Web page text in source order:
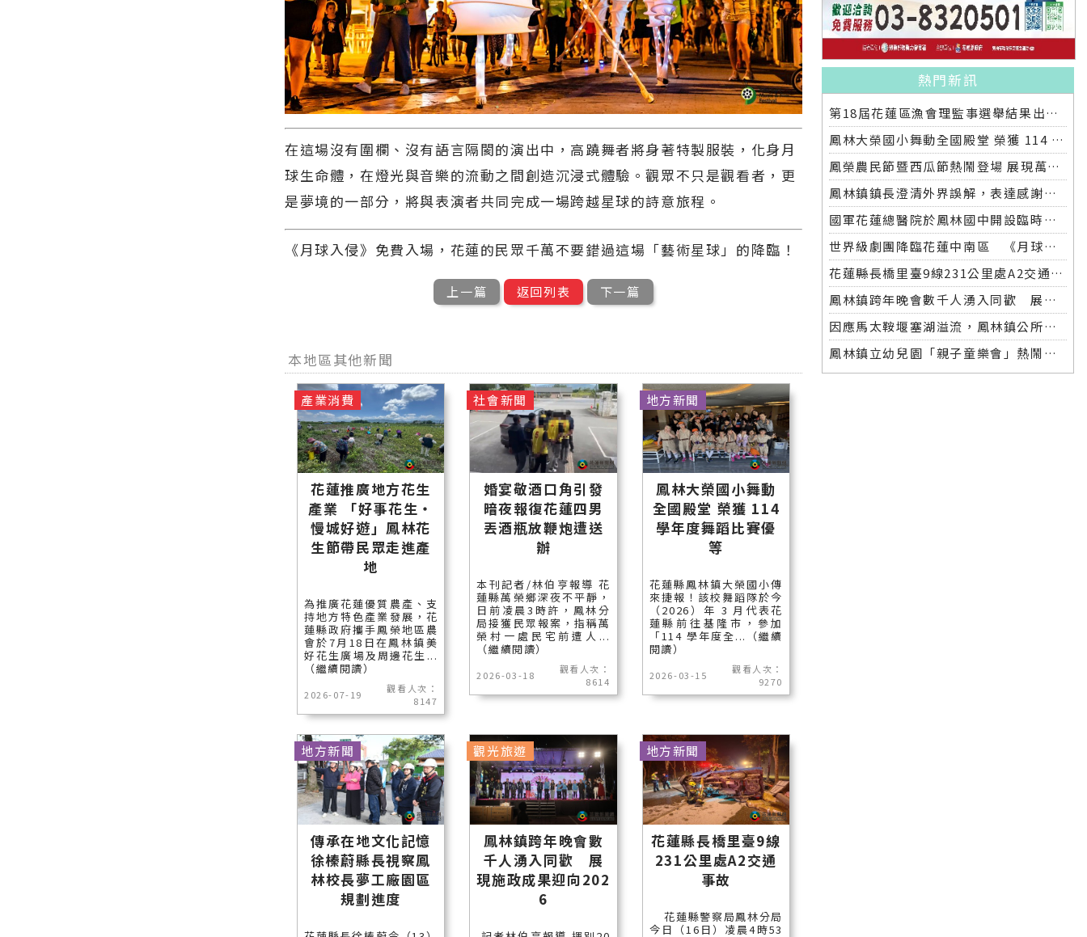
在這場沒有圍欄、沒有語言隔閡的演出中，高蹺舞者將身著特製服裝，化身月
球生命體，在燈光與音樂的流動之間創造沉浸式體驗。觀眾不只是觀看者，更
是夢境的一部分，將與表演者共同完成一場跨越星球的詩意旅程。
《月球入侵》免費入場，花蓮的民眾千萬不要錯過這場「藝術星球」的降臨！
上一篇 返回列表 下一篇
本地區其他新聞
花蓮推廣地方花生
產業 「好事花生・
慢城好遊」鳳林花
生節帶民眾走進產
地
為推廣花蓮優質農產、支
持地方特色產業發展，花
蓮縣政府攜手鳳榮地區農
會於7月18日在鳳林鎮美
好花生廣場及周邊花生...
（繼續閱讀）
2026-07-19
觀看人次：
8147
產業消費
婚宴敬酒口角引發
暗夜報復花蓮四男
丟酒瓶放鞭炮遭送
辦
本刊記者/林伯亨報導 花
蓮縣萬榮鄉深夜不平靜，
日前凌晨3時許，鳳林分
局接獲民眾報案，指稱萬
榮村一處民宅前遭人...
（繼續閱讀）
2026-03-18
觀看人次：
8614
社會新聞
鳳林大榮國小舞動
全國殿堂 榮獲 114
學年度舞蹈比賽優
等
花蓮縣鳳林鎮大榮國小傳
來捷報！該校舞蹈隊於今
（2026）年 3 月代表花
蓮縣前往基隆市，參加
「114 學年度全...（繼續
閱讀）
2026-03-15
觀看人次：
9270
地方新聞
傳承在地文化記憶
徐榛蔚縣長視察鳳
林校長夢工廠園區
規劃進度
地方新聞
鳳林鎮跨年晚會數
千人湧入同歡 展
現施政成果迎向202
6
觀光旅遊
花蓮縣長橋里臺9線
231公里處A2交通
事故
花蓮縣警察局鳳林分局
今日（16日）凌晨4時53
地方新聞
熱門新訊
第18屆花蓮區漁會理監事選舉結果出爐 王登義出任理事長 領軍新團隊啟動改革願景
鳳林大榮國小舞動全國殿堂 榮獲 114 學年度舞蹈比賽優等
鳳榮農民節暨西瓜節熱鬧登場 展現萬榮農業成果
鳳林鎮鎮長澄清外界誤解，表達感謝中央與國軍全力協助救災
國軍花蓮總醫院於鳳林國中開設臨時醫療站 軍民協力啟動災後醫療支援，守護災區居民健康
世界級劇團降臨花蓮中南區 《月球入侵》打造詩意夜空宇宙
花蓮縣長橋里臺9線231公里處A2交通事故
鳳林鎮跨年晚會數千人湧入同歡 展現施政成果迎向2026
因應馬太鞍堰塞湖溢流，鳳林鎮公所立即啟動防災應變措施
鳳林鎮立幼兒園「親子童樂會」熱鬧展開 孩子歡笑泡泡飛舞